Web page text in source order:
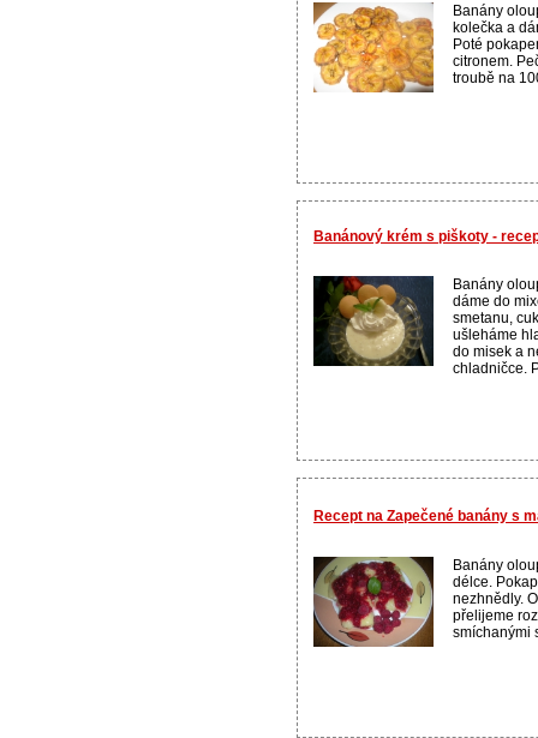
Banány
kolečka a
Poté
citronem.
troubě na
Banánový krém s piškoty -
Banány
dáme do
smetanu,
ušleháme
do misek a
chladničce.
Recept na Zapečené banány s
Banány
délce.
nezhnědly.
přelijeme
smíchanými